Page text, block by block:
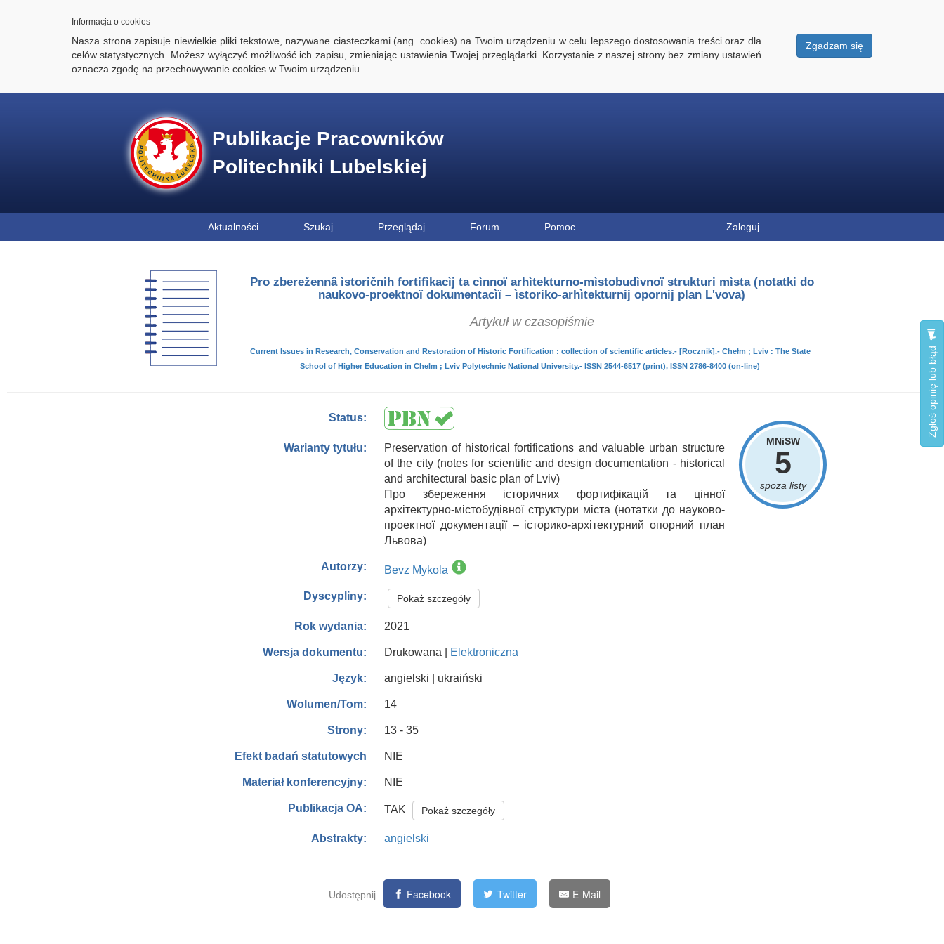
Informacja o cookies
Zgadzam się
Nasza strona zapisuje niewielkie pliki tekstowe, nazywane ciasteczkami (ang. cookies) na Twoim urządzeniu w celu lepszego dostosowania treści oraz dla
celów statystycznych. Możesz wyłączyć możliwość ich zapisu, zmieniając ustawienia Twojej przeglądarki. Korzystanie z naszej strony bez zmiany ustawień
oznacza zgodę na przechowywanie cookies w Twoim urządzeniu.
Publikacje Pracowników
Politechniki Lubelskiej
Aktualności Szukaj Przeglądaj Forum Pomoc Zaloguj
Zgłoś opinię lub błąd
Pro zberežennâ ìstoričnih fortifìkacìj ta cìnnoï arhìtekturno-mìstobudìvnoï strukturi mìsta (notatki do
naukovo-proektnoï dokumentacìï – ìstoriko-arhìtekturnij opornij plan Lʹvova)
Artykuł w czasopiśmie
Current Issues in Research, Conservation and Restoration of Historic Fortification : collection of scientific articles.- [Rocznik].- Chełm ; Lviv : The State
School of Higher Education in Chelm ; Lviv Polytechnic National University.- ISSN 2544-6517 (print), ISSN 2786-8400 (on-line)
MNiSW
5
spoza listy
Status:
Warianty tytułu:
Preservation of historical fortifications and valuable urban structure
of the city (notes for scientific and design documentation - historical
and architectural basic plan of Lviv)
Про збереження історичних фортифікацій та цінної
архітектурно-містобудівної структури міста (нотатки до науково-
проектної документації – історико-архітектурний опорний план
Львова)
Autorzy: Bevz Mykola
Dyscypliny: Pokaż szczegóły
Rok wydania: 2021
Wersja dokumentu: Drukowana | Elektroniczna
Język: angielski | ukraiński
Wolumen/Tom: 14
Strony: 13 - 35
Efekt badań statutowych NIE
Materiał konferencyjny: NIE
Publikacja OA: TAK Pokaż szczegóły
Abstrakty: angielski
Udostępnij Facebook Twitter E-Mail